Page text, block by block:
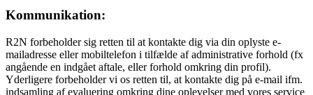
Kommunikation:
R2N forbeholder sig retten til at kontakte dig via din oplyste e-
mailadresse eller mobiltelefon i tilfælde af administrative forhold (fx
angående en indgået aftale, eller forhold omkring din profil).
Yderligere forbeholder vi os retten til, at kontakte dig på e-mail ifm.
indsamling af evaluering omkring dine oplevelser med vores service